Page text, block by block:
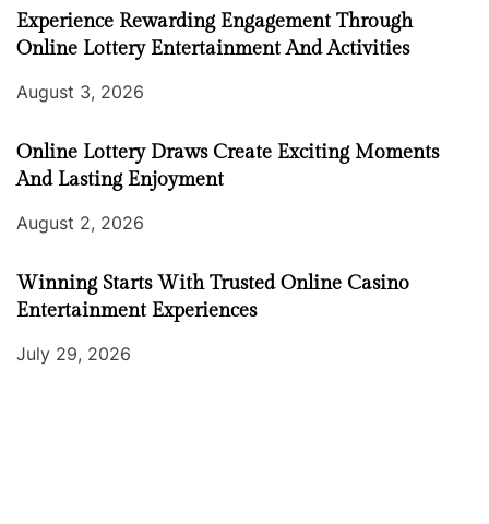
Experience Rewarding Engagement Through
Online Lottery Entertainment And Activities
August 3, 2026
Online Lottery Draws Create Exciting Moments
And Lasting Enjoyment
August 2, 2026
Winning Starts With Trusted Online Casino
Entertainment Experiences
July 29, 2026